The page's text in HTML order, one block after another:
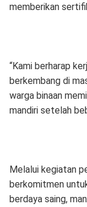
memberikan
“Kami berharap
berkembang di
warga binaan
mandiri setelah
Melalui kegiatan
berkomitmen
berdaya saing,